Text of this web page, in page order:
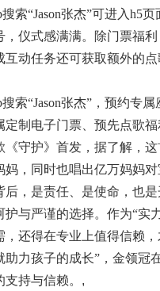
索“Jason张杰”可进入h5
，仪式感满满。除门票福
互动任务还可获取额外的
索“Jason张杰”，预约专属
定制电子门票、预先点歌
《守护》首发，据了解，
妈，同时也唱出亿万妈妈对
后，是责任、是使命，也
护与严谨的选择。作为“实
，还得在专业上值得信赖
助力孩子的成长”，金领冠
持与信赖。 ,